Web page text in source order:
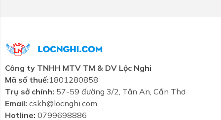
Công ty TNHH MTV TM & DV Lộc Nghi
Mã số thuế:1801280858
Trụ sở chính: 57-59 đường 3/2, Tân An, Cần Thơ
Email: cskh@locnghi.com
Hotline: 0799698886